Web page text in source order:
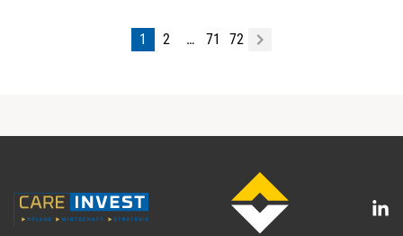
1 2 … 71 72